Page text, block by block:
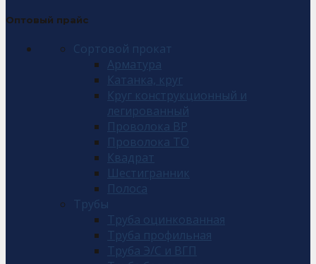
Оптовый прайс
Сортовой прокат
Арматура
Катанка, круг
Круг конструкционный и
легированный
Проволока ВР
Проволока ТО
Квадрат
Шестигранник
Полоса
Трубы
Труба оцинкованная
Труба профильная
Труба Э/С и ВГП